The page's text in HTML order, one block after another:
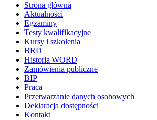
Strona główna
Aktualności
Egzaminy
Testy kwalifikacyjne
Kursy i szkolenia
BRD
Historia WORD
Zamówienia publiczne
BIP
Praca
Przetwarzanie danych osobowych
Deklaracja dostępności
Kontakt